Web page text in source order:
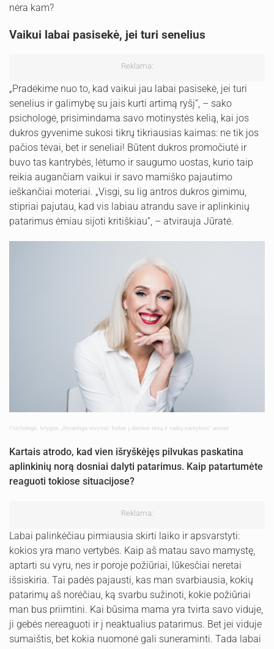
nėra kam?
Vaikui labai pasisekė, jei turi senelius
Reklama:
„Pradėkime nuo to, kad vaikui jau labai pasisekė, jei turi
senelius ir galimybę su jais kurti artimą ryšį“, – sako
psichologė, prisimindama savo motinystės kelią, kai jos
dukros gyvenime sukosi tikrų tikriausias kaimas: ne tik jos
pačios tėvai, bet ir seneliai! Būtent dukros promočiutė ir
buvo tas kantrybės, lėtumo ir saugumo uostas, kurio taip
reikia augančiam vaikui ir savo mamiško pajautimo
ieškančiai moteriai. „Visgi, su lig antros dukros gimimu,
stipriai pajutau, kad vis labiau atrandu save ir aplinkinių
patarimus ėmiau sijoti kritiškiau“, – atvirauja Jūratė.
sichologė, knygos „Atsakinga tėvystė: kelias į darnius tėvų ir vaikų santykius“ autorė
Kartais atrodo, kad vien išryškėjęs pilvukas paskatina
aplinkinių norą dosniai dalyti patarimus. Kaip patartumėte
reaguoti tokiose situacijose?
Reklama:
Labai palinkėčiau pirmiausia skirti laiko ir apsvarstyti:
kokios yra mano vertybės. Kaip aš matau savo mamystę,
aptarti su vyru, nes ir poroje požiūriai, lūkesčiai neretai
išsiskiria. Tai padės pajausti, kas man svarbiausia, kokių
patarimų aš norėčiau, ką svarbu sužinoti, kokie požiūriai
man bus priimtini. Kai būsima mama yra tvirta savo viduje,
ji gebės nereaguoti ir į neaktualius patarimus. Bet jei viduje
sumaištis, bet kokia nuomonė gali suneraminti. Tada labai